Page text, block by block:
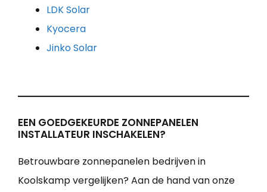
LDK Solar
Kyocera
Jinko Solar
EEN GOEDGEKEURDE ZONNEPANELEN
INSTALLATEUR INSCHAKELEN?
Betrouwbare zonnepanelen bedrijven in
Koolskamp vergelijken? Aan de hand van onze